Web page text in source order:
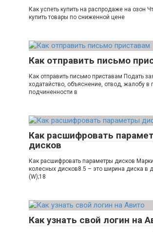
Как успеть купить на распродаже на озон
купить товары по сниженной цене
Как отправить письмо
Как отправить письмо приставам Подать
ходатайство, объяснение, отвод, жалобу в
подчиненности в
Как расшифровать
дисков
Как расшифровать параметры дисков
колесных дисков8.5 – это ширина диска в
(W);18
Как узнать свой логин на